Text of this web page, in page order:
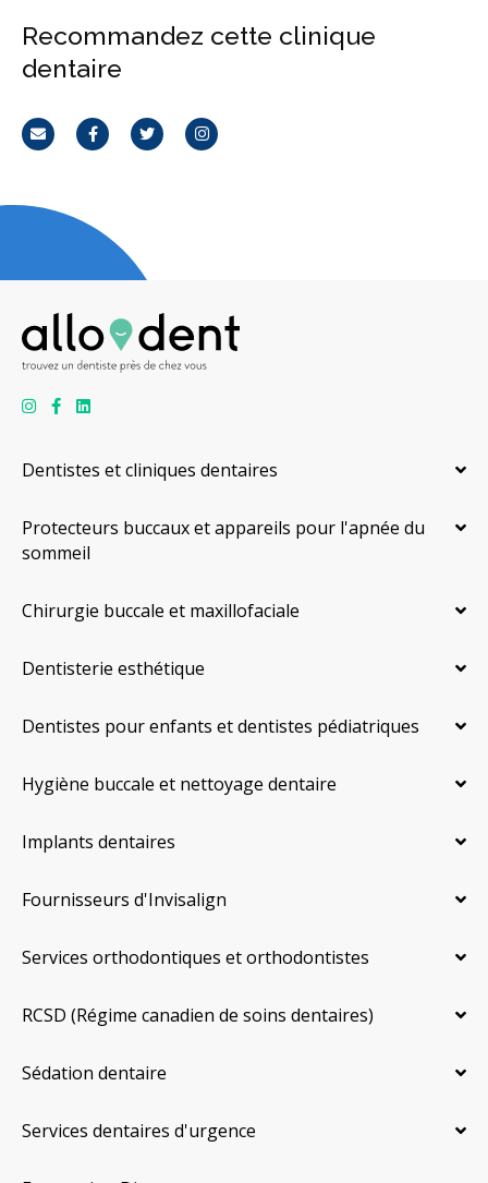
Recommandez cette clinique
dentaire
CourrielFacebookTwitterInstagram
Dentistes et cliniques dentaires
Protecteurs buccaux et appareils pour l'apnée du
sommeil
Chirurgie buccale et maxillofaciale
Dentisterie esthétique
Dentistes pour enfants et dentistes pédiatriques
Hygiène buccale et nettoyage dentaire
Implants dentaires
Fournisseurs d'Invisalign
Services orthodontiques et orthodontistes
RCSD (Régime canadien de soins dentaires)
Sédation dentaire
Services dentaires d'urgence